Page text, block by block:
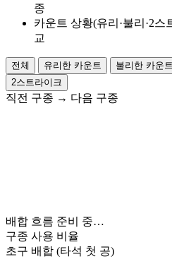
종
카운트 상황(유리·불리·2스
교
전체 유리한 카운트 불리한 카운트
2스트라이크
직전 구종 → 다음 구종
배합 흐름 준비 중…
구종 사용 비율
초구 배합 (타석 첫 공)